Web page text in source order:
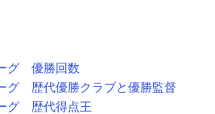
グ 優勝回数
グ 歴代優勝クラブと優勝監督
グ 歴代得点王